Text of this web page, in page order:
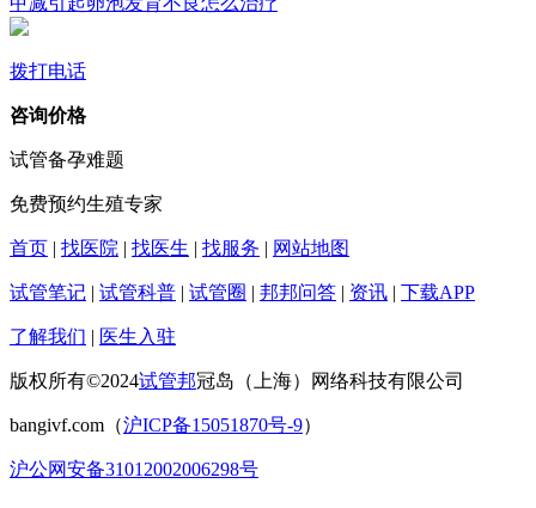
拨打电话
咨询价格
试管备孕难题
免费预约生殖专家
首页 | 找医院 | 找医生 | 找服务 | 网站地图
试管笔记 | 试管科普 | 试管圈 | 邦邦问答 | 资讯 | 下载APP
了解我们 | 医生入驻
版权所有©2024试管邦冠岛（上海）网络科技有限公司
bangivf.com（沪ICP备15051870号-9）
沪公网安备31012002006298号